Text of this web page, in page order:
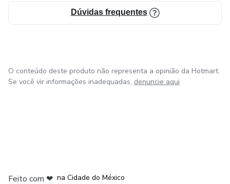
Dúvidas frequentes
O conteúdo deste produto não representa a opinião da Hotmart.
Se você vir informações inadequadas, denuncie aqui
Feito com ❤ na Cidade do México